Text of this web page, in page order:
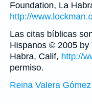
Foundation, La
http://
Las citas bíblicas
Hispanos © 2005 by
Habra, Calif, http://
permiso.
Reina Valera